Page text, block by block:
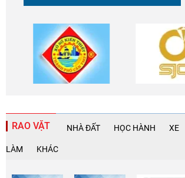
RAO VẶT NHÀ ĐẤT HỌC HÀNH XE
LÀM KHÁC